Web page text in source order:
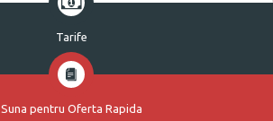
Tarife
Suna pentru Oferta Rapida